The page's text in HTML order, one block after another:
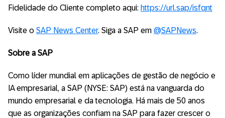
Fidelidade do Cliente completo aqui: https://url.sap/isfqnt
Visite o SAP News Center. Siga a SAP em @SAPNews.
Sobre a SAP
Como líder mundial em aplicações de gestão de negócio e
IA empresarial, a SAP (NYSE: SAP) está na vanguarda do
mundo empresarial e da tecnologia. Há mais de 50 anos
que as organizações confiam na SAP para fazer crescer o